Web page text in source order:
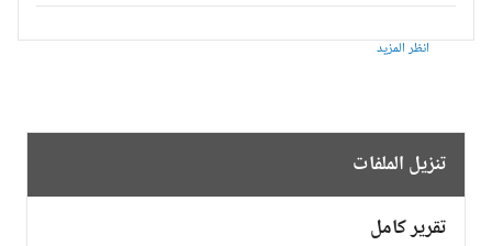
انظر المزيد
تنزيل الملفات
تقرير كامل